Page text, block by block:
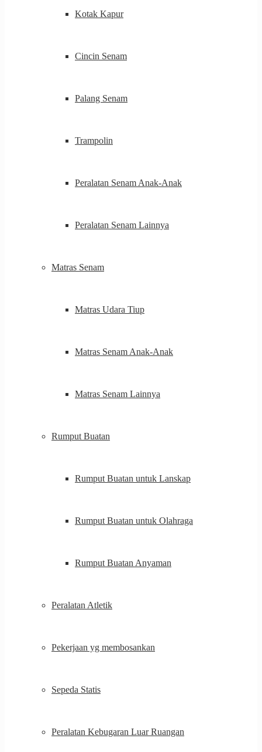
Kotak Kapur
Cincin Senam
Palang Senam
Trampolin
Peralatan Senam Anak-Anak
Peralatan Senam Lainnya
Matras Senam
Matras Udara Tiup
Matras Senam Anak-Anak
Matras Senam Lainnya
Rumput Buatan
Rumput Buatan untuk Lanskap
Rumput Buatan untuk Olahraga
Rumput Buatan Anyaman
Peralatan Atletik
Pekerjaan yg membosankan
Sepeda Statis
Peralatan Kebugaran Luar Ruangan